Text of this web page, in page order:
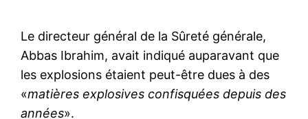
Le directeur général de la Sûreté générale,
Abbas Ibrahim, avait indiqué auparavant que
les explosions étaient peut-être dues à des
«matières explosives confisquées depuis des
années».